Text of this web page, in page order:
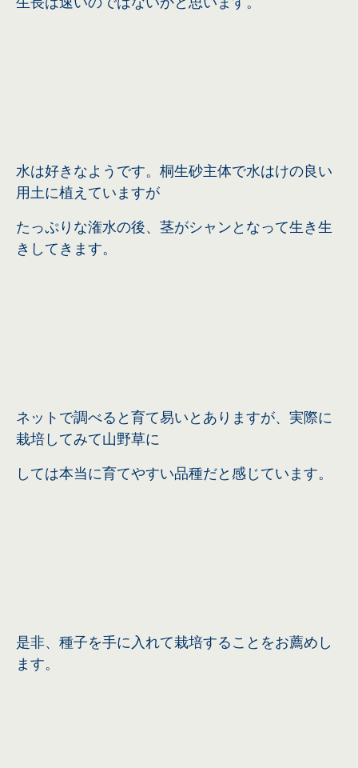
水は好きなようです。桐生砂主体で水はけの良い
用土に植えていますが
たっぷりな潅水の後、茎がシャンとなって生き生
きしてきます。
ネットで調べると育て易いとありますが、実際に
栽培してみて山野草に
しては本当に育てやすい品種だと感じています。
是非、種子を手に入れて栽培することをお薦めし
ます。